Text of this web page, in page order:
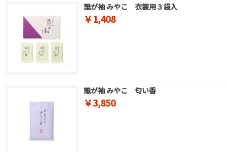
誰が袖 みやこ 衣裳用３袋入
￥1,408
誰が袖 みやこ 匂い香
￥3,850